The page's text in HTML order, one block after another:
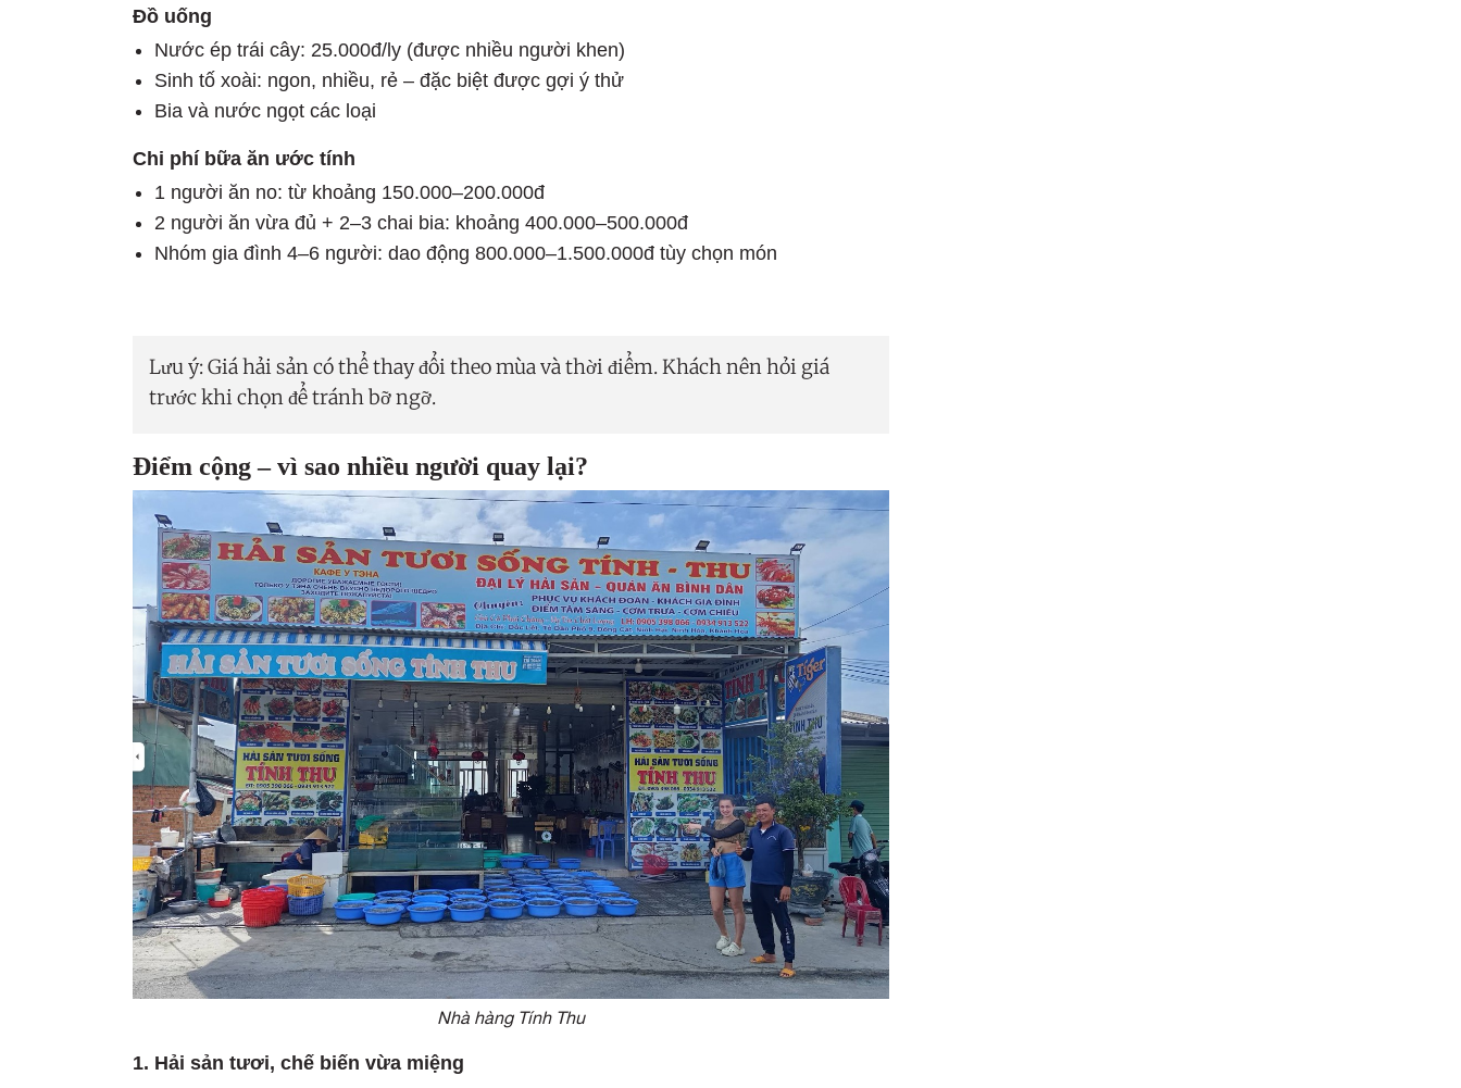
Đồ uống
Nước ép trái cây: 25.000đ/ly (được nhiều người khen)
Sinh tố xoài: ngon, nhiều, rẻ – đặc biệt được gợi ý thử
Bia và nước ngọt các loại
Chi phí bữa ăn ước tính
1 người ăn no: từ khoảng 150.000–200.000đ
2 người ăn vừa đủ + 2–3 chai bia: khoảng 400.000–500.000đ
Nhóm gia đình 4–6 người: dao động 800.000–1.500.000đ tùy chọn món
Lưu ý: Giá hải sản có thể thay đổi theo mùa và thời điểm. Khách nên hỏi giá
trước khi chọn để tránh bỡ ngỡ.
Điểm cộng – vì sao nhiều người quay lại?
Nhà hàng Tính Thu
1. Hải sản tươi, chế biến vừa miệng